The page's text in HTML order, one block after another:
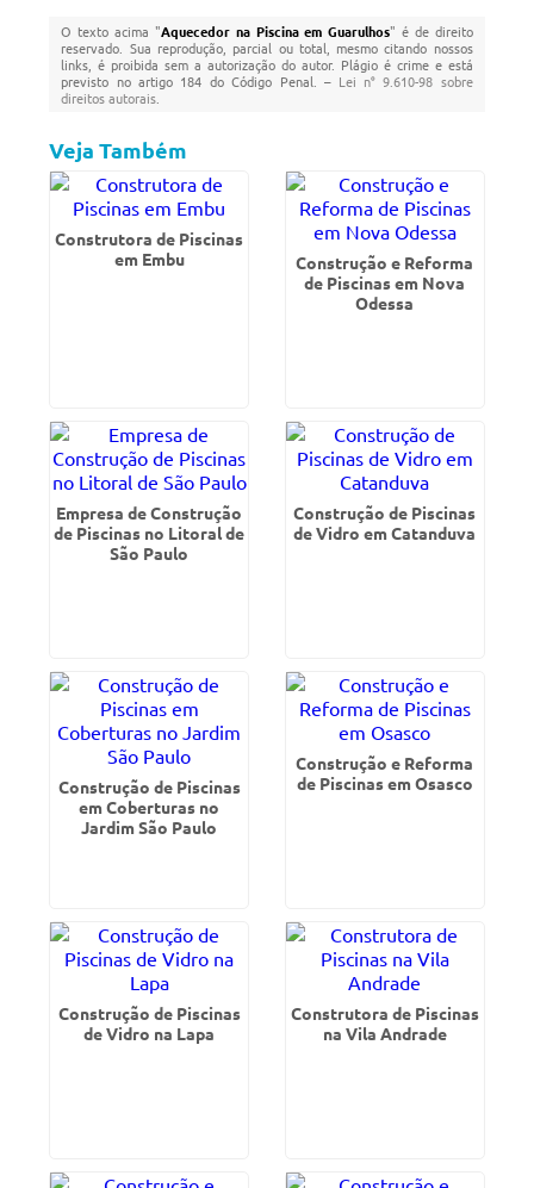
O texto acima "Aquecedor na Piscina em Guarulhos" é de direito
reservado. Sua reprodução, parcial ou total, mesmo citando nossos
links, é proibida sem a autorização do autor. Plágio é crime e está
previsto no artigo 184 do Código Penal. – Lei n° 9.610-98 sobre
direitos autorais
Veja Também
Construtora de Piscinas
em Embu
Construção e Reforma
de Piscinas em Nova
Odessa
Empresa de Construção
de Piscinas no Litoral de
São Paulo
Construção de Piscinas
de Vidro em Catanduva
Construção de Piscinas
em Coberturas no
Jardim São Paulo
Construção e Reforma
de Piscinas em Osasco
Construção de Piscinas
de Vidro na Lapa
Construtora de Piscinas
na Vila Andrade